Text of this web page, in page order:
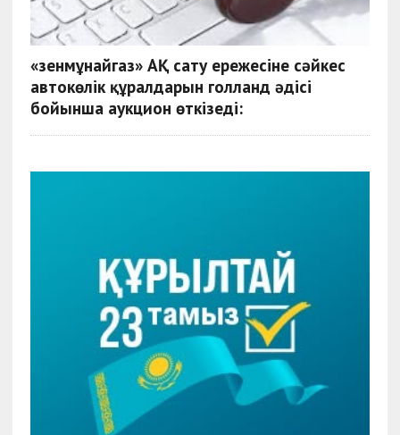
«Өзенмұнайгаз» АҚ сату ережесіне сәйкес
автокөлік құралдарын голланд әдісі
бойынша аукцион өткізеді: